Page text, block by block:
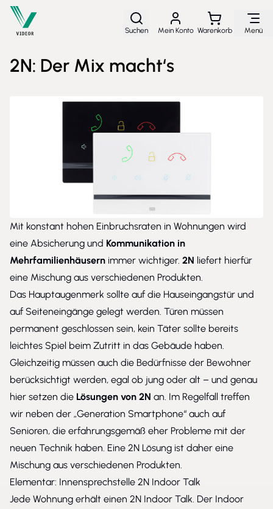
Direkt zum Inhalt
Suchen Mein Konto Warenkorb Menü
2N: Der Mix macht‘s
Mit konstant hohen Einbruchsraten in Wohnungen wird
eine Absicherung und Kommunikation in
Mehrfamilienhäusern immer wichtiger. 2N liefert hierfür
eine Mischung aus verschiedenen Produkten.
Das Hauptaugenmerk sollte auf die Hauseingangstür und
auf Seiteneingänge gelegt werden. Türen müssen
permanent geschlossen sein, kein Täter sollte bereits
leichtes Spiel beim Zutritt in das Gebäude haben.
Gleichzeitig müssen auch die Bedürfnisse der Bewohner
berücksichtigt werden, egal ob jung oder alt – und genau
hier setzen die Lösungen von 2N an. Im Regelfall treffen
wir neben der „Generation Smartphone“ auch auf
Senioren, die erfahrungsgemäß eher Probleme mit der
neuen Technik haben. Eine 2N Lösung ist daher eine
Mischung aus verschiedenen Produkten.
Elementar: Innensprechstelle 2N Indoor Talk
Jede Wohnung erhält einen 2N Indoor Talk. Der Indoor